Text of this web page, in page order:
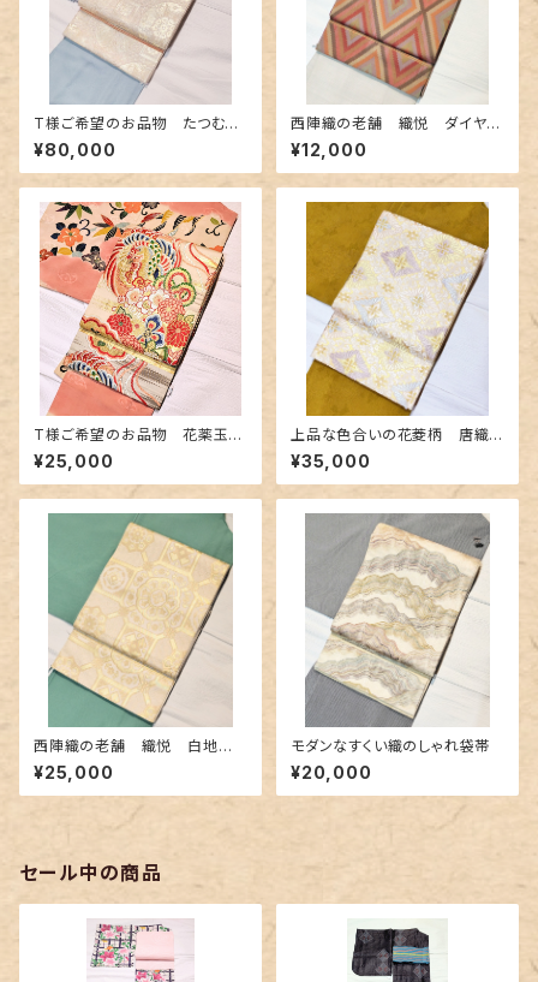
T様ご希望のお品物 たつむら
製 洋花蜀紅文の袋帯
¥80,000
西陣織の老舗 織悦 ダイヤ柄
のしゃれ袋帯
¥12,000
T様ご希望のお品物 花薬玉と
鳳凰柄のアンティーク丸帯
¥25,000
上品な色合いの花菱柄 唐織
の美しい袋帯
¥35,000
西陣織の老舗 織悦 白地に
金糸の礼装袋帯
¥25,000
モダンなすくい織のしゃれ袋帯
¥20,000
セール中の商品